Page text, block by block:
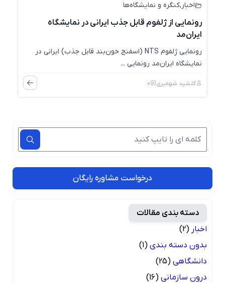
اخبار,کنگره و نمایشگاه‌ها
رونمایی از ژلفوم قابل جذب ایرانی در نمایشگاه
ایران‌مد
رونمایی ژلفوم NTS (اسفنج خون‌بند قابل جذب) ایرانی در
نمایشگاه ایران‌مد رونمایی ...
گلشید شهمیری 0
درخواست مشاوره رایگان
دسته بندی مقالات
اخبار (2)
بدون دسته بندی (1)
دانشگاهی (25)
درون سازمانی (16)